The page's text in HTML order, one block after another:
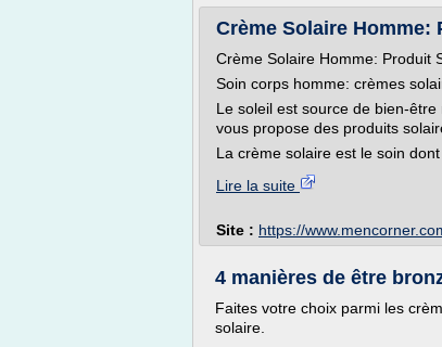
Crème Solaire Homme:
Crème Solaire Homme: Produit
Soin corps homme: crèmes
Le soleil est source de bien-
vous propose des produits
La crème solaire est le soin
Lire la suite
Site : https://
4 manières de être
Faites votre choix parmi les
solaire.